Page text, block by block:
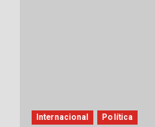
Internacional Política